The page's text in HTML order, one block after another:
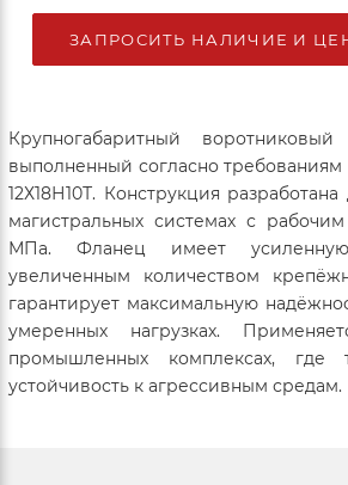
ЗАПРОСИТЬ НАЛИЧИЕ И
Крупногабаритный
выполненный согласно требованиям
12Х18Н10Т. Конструкция
магистральных системах с
МПа. Фланец имеет
увеличенным количеством
гарантирует максимальную
умеренных нагрузках.
промышленных комплексах, где
устойчивость к агрессивным средам.